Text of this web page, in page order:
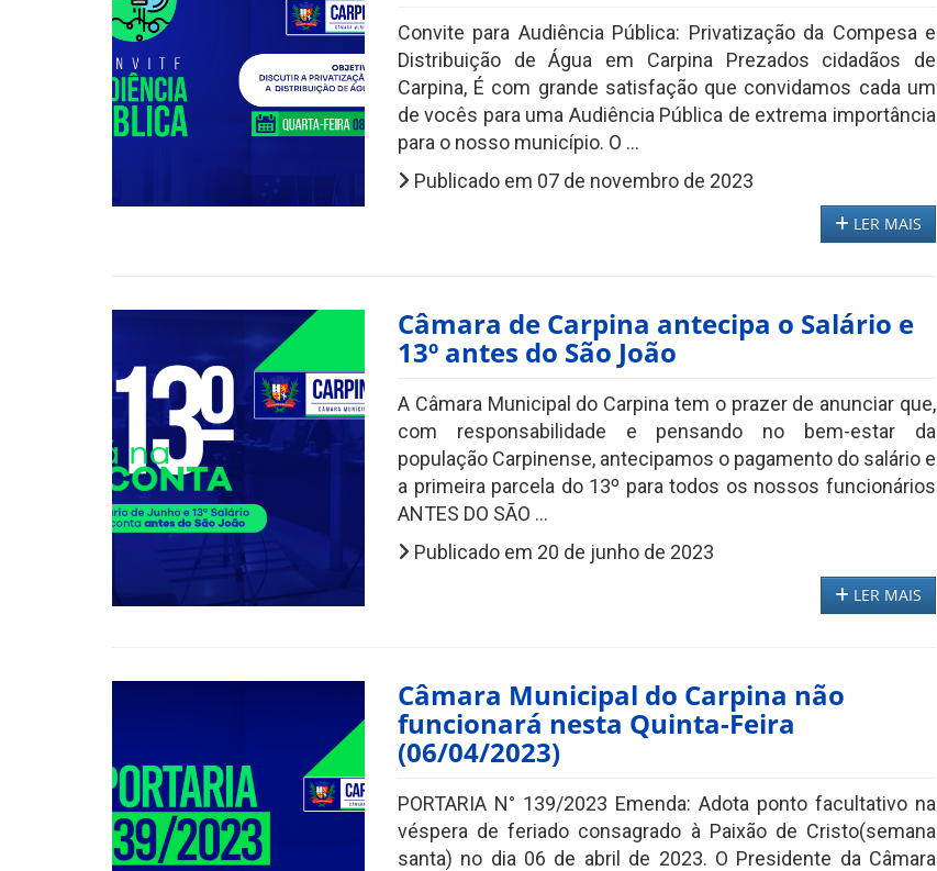
Convite para Audiência Pública: Privatização da Compesa e
Distribuição de Água em Carpina Prezados cidadãos de
Carpina, É com grande satisfação que convidamos cada um
de vocês para uma Audiência Pública de extrema importância
para o nosso município. O ...
Publicado em 07 de novembro de 2023
LER MAIS
Câmara de Carpina antecipa o Salário e
13º antes do São João
A Câmara Municipal do Carpina tem o prazer de anunciar que,
com responsabilidade e pensando no bem-estar da
população Carpinense, antecipamos o pagamento do salário e
a primeira parcela do 13º para todos os nossos funcionários
ANTES DO SÃO ...
Publicado em 20 de junho de 2023
LER MAIS
Câmara Municipal do Carpina não
funcionará nesta Quinta-Feira
(06/04/2023)
PORTARIA N° 139/2023 Emenda: Adota ponto facultativo na
véspera de feriado consagrado à Paixão de Cristo(semana
santa) no dia 06 de abril de 2023. O Presidente da Câmara